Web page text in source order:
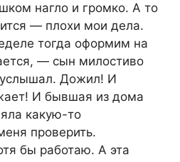
нагло и громко. А то
— плохи мои дела.
тогда оформим на
— сын милостиво
услышал. Дожил! И
И бывшая из дома
какую-то
проверить.
бы работаю. А эта